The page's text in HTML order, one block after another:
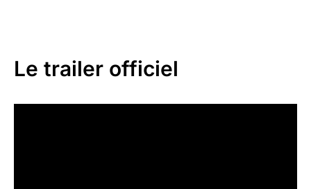
Le trailer officiel